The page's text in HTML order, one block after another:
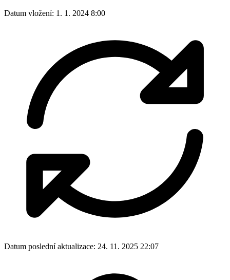
Datum vložení: 1. 1. 2024 8:00
Datum poslední aktualizace: 24. 11. 2025 22:07